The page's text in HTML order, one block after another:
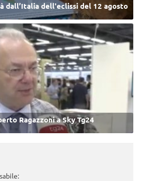
dall’Italia dell'eclissi del 12 agosto
Ragazzoni a Sky Tg24